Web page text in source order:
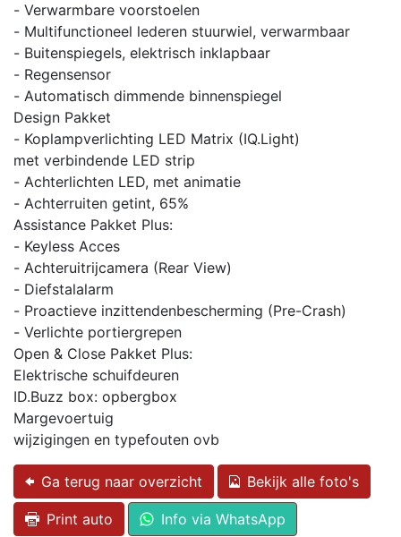
- Verwarmbare voorstoelen
- Multifunctioneel lederen stuurwiel, verwarmbaar
- Buitenspiegels, elektrisch inklapbaar
- Regensensor
- Automatisch dimmende binnenspiegel
Design Pakket
- Koplampverlichting LED Matrix (IQ.Light)
met verbindende LED strip
- Achterlichten LED, met animatie
- Achterruiten getint, 65%
Assistance Pakket Plus:
- Keyless Acces
- Achteruitrijcamera (Rear View)
- Diefstalalarm
- Proactieve inzittendenbescherming (Pre-Crash)
- Verlichte portiergrepen
Open & Close Pakket Plus:
Elektrische schuifdeuren
ID.Buzz box: opbergbox
Margevoertuig
wijzigingen en typefouten ovb
Ga terug naar overzicht Bekijk alle foto's
Print auto Info via WhatsApp